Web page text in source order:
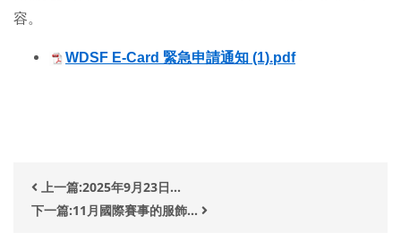
容。
WDSF E-Card 緊急申請通知 (1).pdf
上一篇:2025年9月23日...
下一篇:11月國際賽事的服飾...